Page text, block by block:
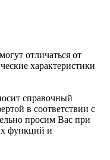
отличаться от
характеристики
справочный
в соответствии с
просим Вас при
функций и